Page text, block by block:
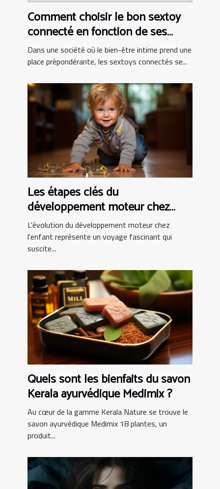
Comment choisir le bon sextoy
connecté en fonction de ses
besoins personnels
Dans une société où le bien-être intime prend une
place prépondérante, les sextoys connectés se...
Les étapes clés du
développement moteur chez
l'enfant
L'évolution du développement moteur chez
l'enfant représente un voyage fascinant qui
suscite...
Quels sont les bienfaits du savon
Kerala ayurvédique Medimix ?
Au cœur de la gamme Kerala Nature se trouve le
savon ayurvédique Medimix 18 plantes, un
produit...